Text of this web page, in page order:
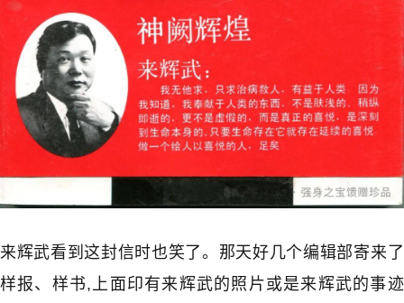
来辉武看到这封信时也笑了。那天好几个编辑部寄来了
样报、样书,上面印有来辉武的照片或是来辉武的事迹